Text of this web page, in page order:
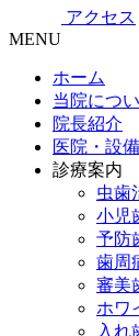
アクセス
MENU
ホーム
当院につ
院長紹介
医院・設
診療案内
虫歯
小児
予防
歯周
審美
ホワ
入れ